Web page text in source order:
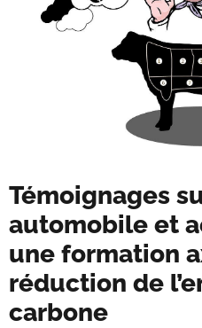
Témoignages
automobile et
une formation
réduction de
carbone